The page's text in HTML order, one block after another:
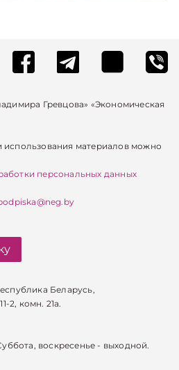
Гревцова» «Экономическая
использования материалов можно
персональных данных
Беларусь,
2, комн. 21а.
воскресенье - выходной.